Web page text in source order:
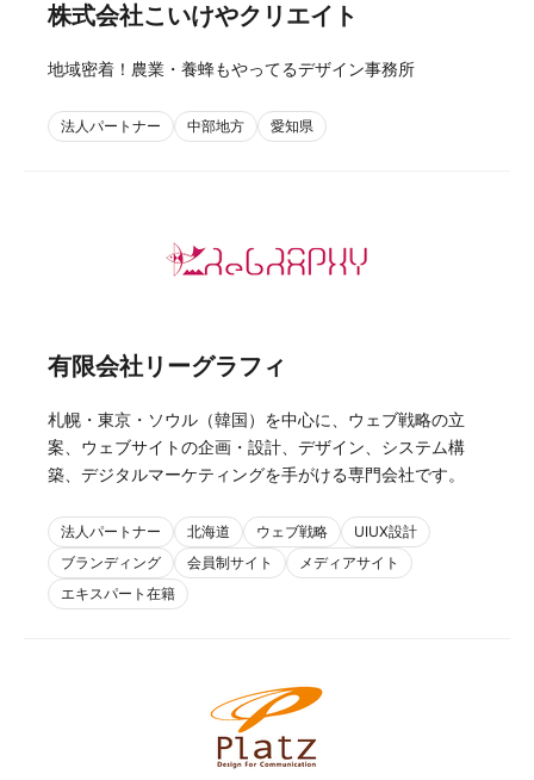
株式会社こいけやクリエイト
地域密着！農業・養蜂もやってるデザイン事務所
法人パートナー 中部地方 愛知県
有限会社リーグラフィ
札幌・東京・ソウル（韓国）を中心に、ウェブ戦略の立
案、ウェブサイトの企画・設計、デザイン、システム構
築、デジタルマーケティングを手がける専門会社です。
法人パートナー 北海道 ウェブ戦略
UIUX設計
ブランディング
会員制サイト
メディアサイト
エキスパート在籍